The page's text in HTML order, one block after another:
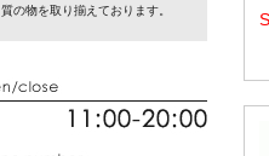
質の物を取り揃えております。